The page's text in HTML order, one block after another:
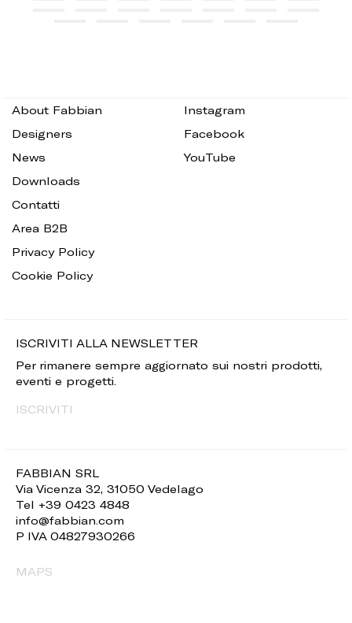
FABBIAN SRL
Via Vicenza 32, 31050 Vedelago
Tel +39 0423 4848
info@fabbian.com
P IVA 04827930266
MAPS
About Fabbian
Designers
News
Downloads
Contatti
Area B2B
Privacy Policy
Cookie Policy
Instagram
Facebook
YouTube
ISCRIVITI ALLA NEWSLETTER
Per rimanere sempre aggiornato sui nostri prodotti,
eventi e progetti.
ISCRIVITI